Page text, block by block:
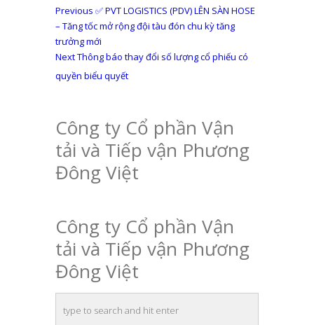
Điều
hướng
bài
viết
Previous Previous
post:
✅ PVT LOGISTICS (PDV) LÊN SÀN HOSE
– Tăng tốc mở rộng đội tàu đón chu kỳ tăng
trưởng mới
NextNext
post:
Thông báo thay đổi số lượng cổ phiếu có
quyền biểu quyết
Công ty Cổ phần Vận
tải và Tiếp vận Phương
Đông Việt
Công ty Cổ phần Vận
tải và Tiếp vận Phương
Đông Việt